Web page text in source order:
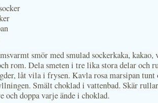
smör med smulad sockerkaka, kakao,
rom. Dela smeten i tre lika stora delar och
låt vila i frysen. Kavla rosa marsipan
Smält choklad i vattenbad. Skär
och doppa varje ände i choklad.